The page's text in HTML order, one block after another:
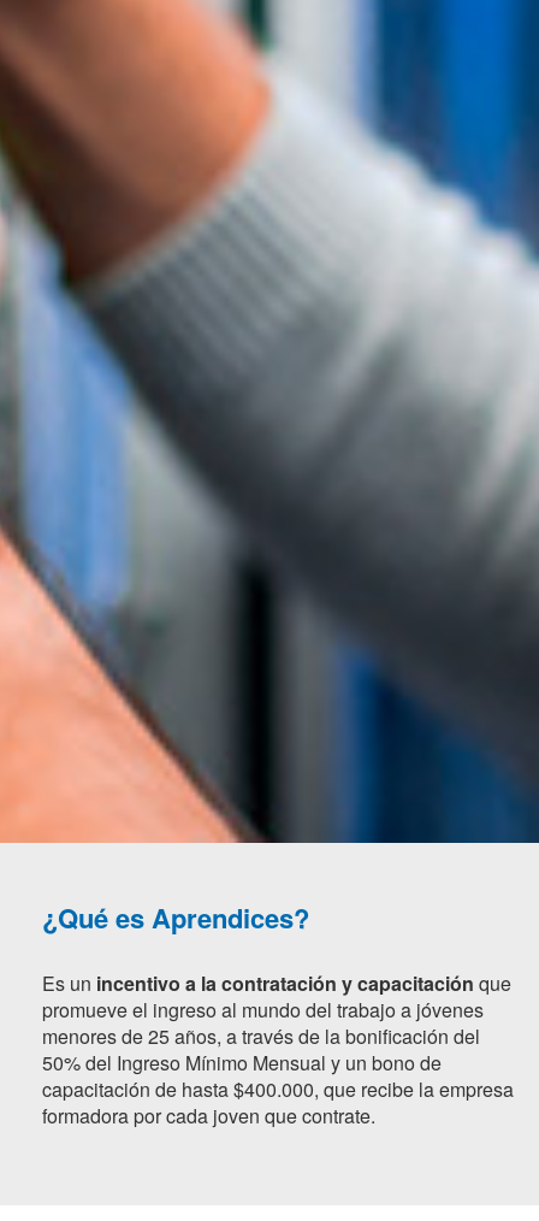
¿Qué es Aprendices?
Es un incentivo a la contratación y capacitación que
promueve el ingreso al mundo del trabajo a jóvenes
menores de 25 años, a través de la bonificación del
50% del Ingreso Mínimo Mensual y un bono de
capacitación de hasta $400.000, que recibe la empresa
formadora por cada joven que contrate.